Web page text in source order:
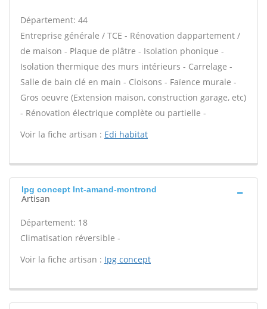
Département: 44
Entreprise générale / TCE - Rénovation dappartement /
de maison - Plaque de plâtre - Isolation phonique -
Isolation thermique des murs intérieurs - Carrelage -
Salle de bain clé en main - Cloisons - Faïence murale -
Gros oeuvre (Extension maison, construction garage, etc)
- Rénovation électrique complète ou partielle -
Voir la fiche artisan : Edi habitat
Ipg concept Int-amand-montrond
Artisan
Département: 18
Climatisation réversible -
Voir la fiche artisan : Ipg concept